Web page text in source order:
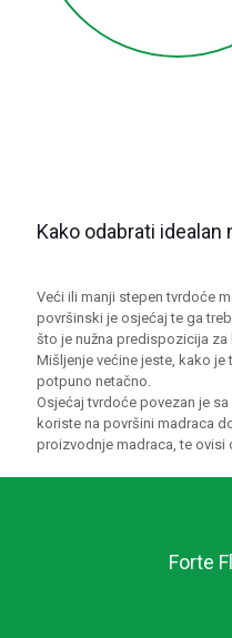
Kako odabrati idealan
Veći ili manji stepen tvrdoće
površinski je osjećaj te ga
što je nužna predispozicija za
Mišljenje većine jeste, kako
potpuno netačno.
Osjećaj tvrdoće povezan je
koriste na površini madraca
proizvodnje madraca, te ovisi
Forte